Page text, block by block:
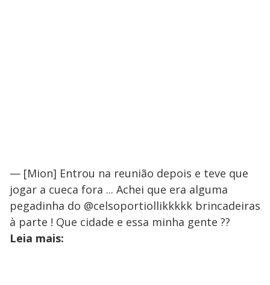
— [Mion] Entrou na reunião depois e teve que
jogar a cueca fora ... Achei que era alguma
pegadinha do @celsoportiollikkkkk brincadeiras
à parte ! Que cidade e essa minha gente ??
Leia mais: